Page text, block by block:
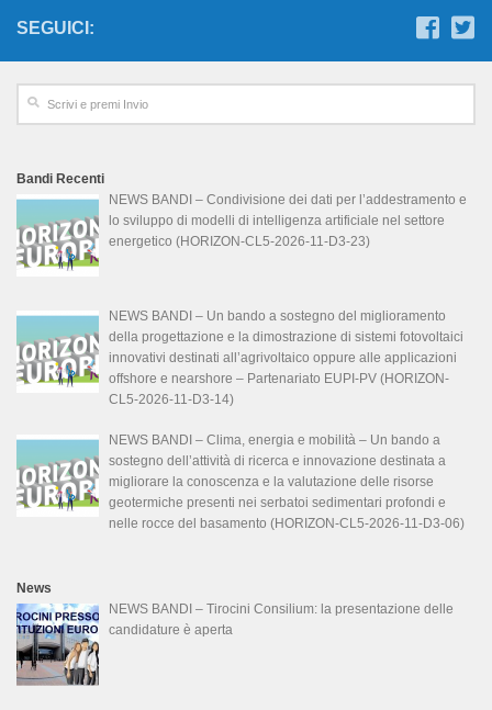
SEGUICI:
Bandi Recenti
NEWS BANDI – Condivisione dei dati per l’addestramento e
lo sviluppo di modelli di intelligenza artificiale nel settore
energetico (HORIZON-CL5-2026-11-D3-23)
NEWS BANDI – Un bando a sostegno del miglioramento
della progettazione e la dimostrazione di sistemi fotovoltaici
innovativi destinati all’agrivoltaico oppure alle applicazioni
offshore e nearshore – Partenariato EUPI-PV (HORIZON-
CL5-2026-11-D3-14)
NEWS BANDI – Clima, energia e mobilità – Un bando a
sostegno dell’attività di ricerca e innovazione destinata a
migliorare la conoscenza e la valutazione delle risorse
geotermiche presenti nei serbatoi sedimentari profondi e
nelle rocce del basamento (HORIZON-CL5-2026-11-D3-06)
News
NEWS BANDI – Tirocini Consilium: la presentazione delle
candidature è aperta